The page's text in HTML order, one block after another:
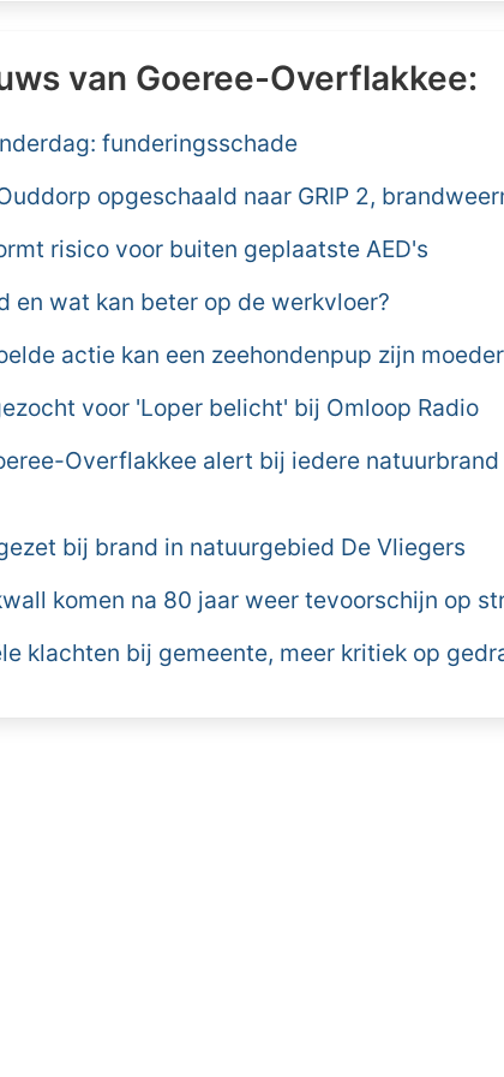
van Goeree-Overflakkee:
funderingsschade
opgeschaald naar GRIP 2,
risico voor buiten geplaatste AED's
en wat kan beter op de werkvloer?
actie kan een zeehondenpup zijn
voor 'Loper belicht' bij Omloop Radio
Overflakkee alert bij iedere
bij brand in natuurgebied De Vliegers
komen na 80 jaar weer tevoorschijn op
klachten bij gemeente, meer kritiek op